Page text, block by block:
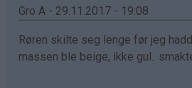
Gro A - 29.11.2017 - 19:08
Røren skilte seg lenge før jeg
massen ble beige, ikke gul..